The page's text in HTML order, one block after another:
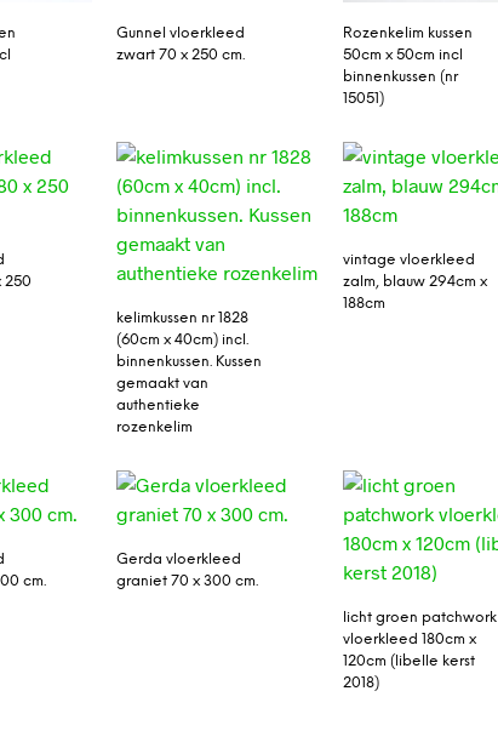
Gunnel vloerkleed
zwart 70 x 250 cm.
Rozenkelim kussen
50cm x 50cm incl
binnenkussen (nr
15051)
250
kelimkussen nr 1828
(60cm x 40cm) incl.
binnenkussen. Kussen
gemaakt van
authentieke
rozenkelim
vintage vloerkleed
zalm, blauw 294cm x
188cm
cm.
Gerda vloerkleed
graniet 70 x 300 cm.
licht groen patchwork
vloerkleed 180cm x
120cm (libelle kerst
2018)